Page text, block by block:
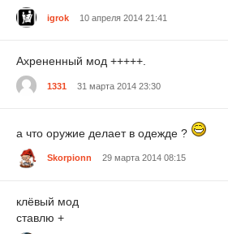
igrok 10 апреля 2014 21:41
Ахрененный мод +++++.
1331 31 марта 2014 23:30
а что оружие делает в одежде ?
Skorpionn 29 марта 2014 08:15
клёвый мод
ставлю +